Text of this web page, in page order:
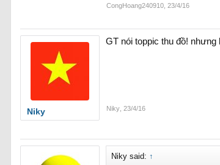
CongHoang240910 23/4/16
Niky
GT nói toppic thu đồ!
Niky 23/4/16
Niky said: ↑